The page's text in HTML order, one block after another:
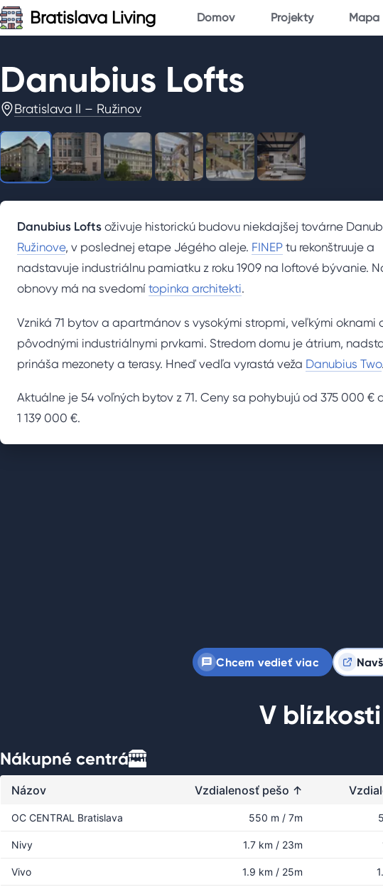
Bratislava Living Domov Projekty Mapa
Danubius Lofts
Bratislava II – Ružinov
1/6
Danubius Lofts oživuje historickú budovu niekdajšej továrne
Ružinove, v poslednej etape Jégého aleje. FINEP tu rekonštruuje a
nadstavuje industriálnu pamiatku z roku 1909 na loftové bývanie.
obnovy má na svedomí topinka architekti.
Vzniká 71 bytov a apartmánov s vysokými stropmi, veľkými oknami
pôvodnými industriálnymi prvkami. Stredom domu je átrium,
prináša mezonety a terasy. Hneď vedľa vyrastá veža Danubius Two.
Aktuálne je 54 voľných bytov z 71. Ceny sa pohybujú od 375 000 €
1 139 000 €.
Chcem vedieť viac
V
Nákupné centrá
Názov Vzdialenosť pešo ↑
OC CENTRAL Bratislava 550 m / 7m
Nivy 1.7 km / 23m
Vivo 1.9 km / 25m